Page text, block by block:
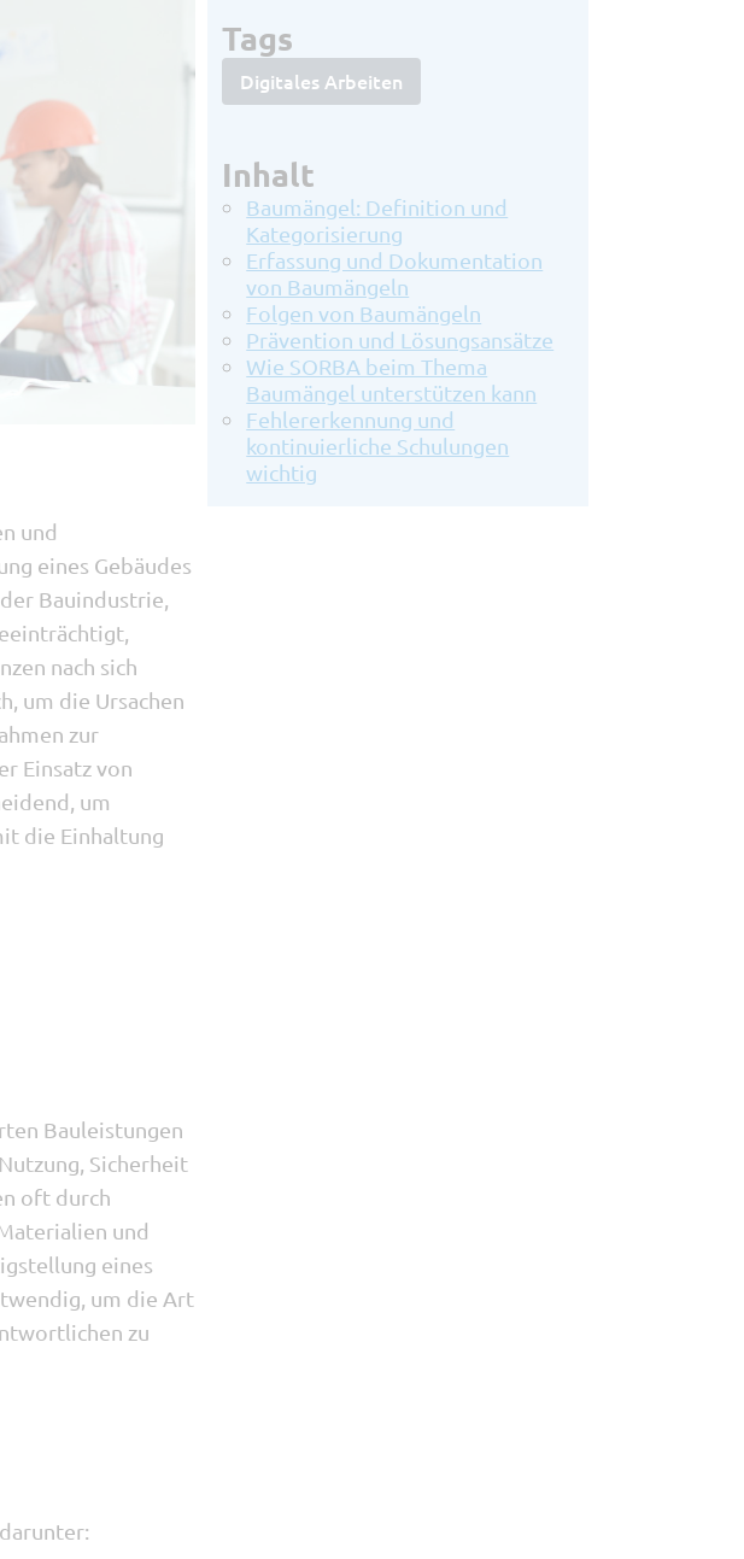
bezüglich unserer Produkte und
diesen Benachrichtigungen
abmelden. Informationen zum
Abbestellen sowie unsere
Datenschutzpraktiken und unsere
Verpflichtung zum Schutz Ihrer
Privatsphäre finden Sie in unseren
Datenschutzbestimmungen
.
und
eines Gebäudes
Bauindustrie,
nach sich
um die Ursachen
zur
Einsatz von
um
die Einhaltung
Bauleistungen
Sicherheit
oft durch
und
eines
um die Art
zu
Tags
Digitales Arbeiten
Inhalt
Baumängel: Definition und
Kategorisierung
Erfassung und Dokumentation
von Baumängeln
Folgen von Baumängeln
Prävention und Lösungsansätze
Wie SORBA beim Thema
Baumängel unterstützen kann
Fehlererkennung und
kontinuierliche Schulungen
wichtig